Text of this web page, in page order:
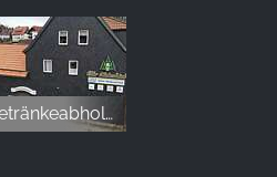
Das Ambiente gemütlich,
kuschelig
mega freundlich. Bei den
professionell und freundlich
Getränkeabholmarkt Otto Hebestriet